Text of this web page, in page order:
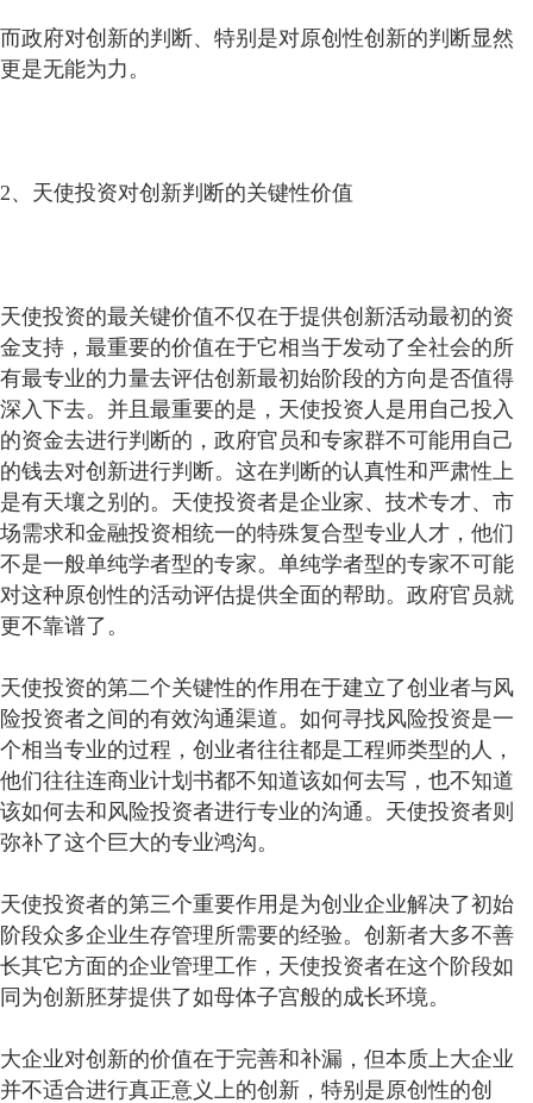
而政府对创新的判断、特别是对原创性创新的判断显然
更是无能为力。
2、天使投资对创新判断的关键性价值
天使投资的最关键价值不仅在于提供创新活动最初的资
金支持，最重要的价值在于它相当于发动了全社会的所
有最专业的力量去评估创新最初始阶段的方向是否值得
深入下去。并且最重要的是，天使投资人是用自己投入
的资金去进行判断的，政府官员和专家群不可能用自己
的钱去对创新进行判断。这在判断的认真性和严肃性上
是有天壤之别的。天使投资者是企业家、技术专才、市
场需求和金融投资相统一的特殊复合型专业人才，他们
不是一般单纯学者型的专家。单纯学者型的专家不可能
对这种原创性的活动评估提供全面的帮助。政府官员就
更不靠谱了。
天使投资的第二个关键性的作用在于建立了创业者与风
险投资者之间的有效沟通渠道。如何寻找风险投资是一
个相当专业的过程，创业者往往都是工程师类型的人，
他们往往连商业计划书都不知道该如何去写，也不知道
该如何去和风险投资者进行专业的沟通。天使投资者则
弥补了这个巨大的专业鸿沟。
天使投资者的第三个重要作用是为创业企业解决了初始
阶段众多企业生存管理所需要的经验。创新者大多不善
长其它方面的企业管理工作，天使投资者在这个阶段如
同为创新胚芽提供了如母体子宫般的成长环境。
大企业对创新的价值在于完善和补漏，但本质上大企业
并不适合进行真正意义上的创新，特别是原创性的创